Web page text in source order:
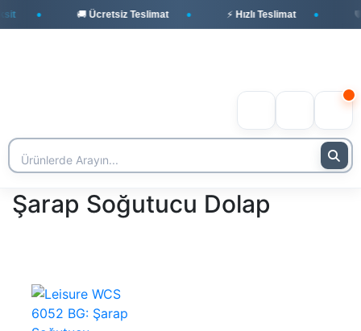
🚚 Ücretsiz Teslimat ⚡ Hızlı Teslimat 🛡️
Şarap Soğutucu Dolap